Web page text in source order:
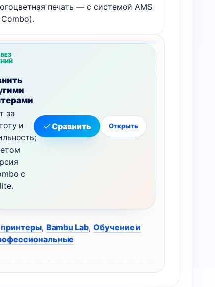
печать — с системой AMS
за
и
с
Сравнить Открыть
, Bambu Lab, Обучение и